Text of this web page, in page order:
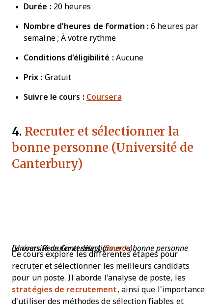
Durée : 20 heures
Nombre d'heures de formation : 6 heures par
semaine ; À votre rythme
Conditions d'éligibilité : Aucune
Prix : Gratuit
Suivre le cours : Coursera
4. Recruter et sélectionner la
bonne personne (Université de
Canterbury)
Le cours Recruter et sélectionner la bonne personne (Université de Canterbury) (Source)
Ce cours explore les différentes étapes pour
recruter et sélectionner les meilleurs candidats
pour un poste. Il aborde l'analyse de poste, les
stratégies de recrutement, ainsi que l'importance
d'utiliser des méthodes de sélection fiables et